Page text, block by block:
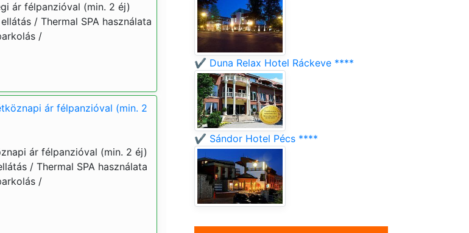
ár félpanzióval (min. 2 éj)
/ Thermal SPA használata
/
ár félpanzióval (min. 2
ár félpanzióval (min. 2 éj)
/ Thermal SPA használata
/
✔️ Duna Relax Hotel Ráckeve ****
✔️ Sándor Hotel Pécs ****